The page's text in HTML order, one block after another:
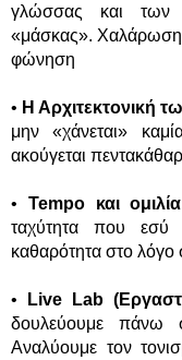
γλώσσας και των
«μάσκας».
φώνηση
• Η Αρχιτεκτονική
μην «χάνεται»
ακούγεται
• Tempo και
ταχύτητα που εσύ
καθαρότητα στο λόγο
• Live Lab
δουλεύουμε
Αναλύουμε τον